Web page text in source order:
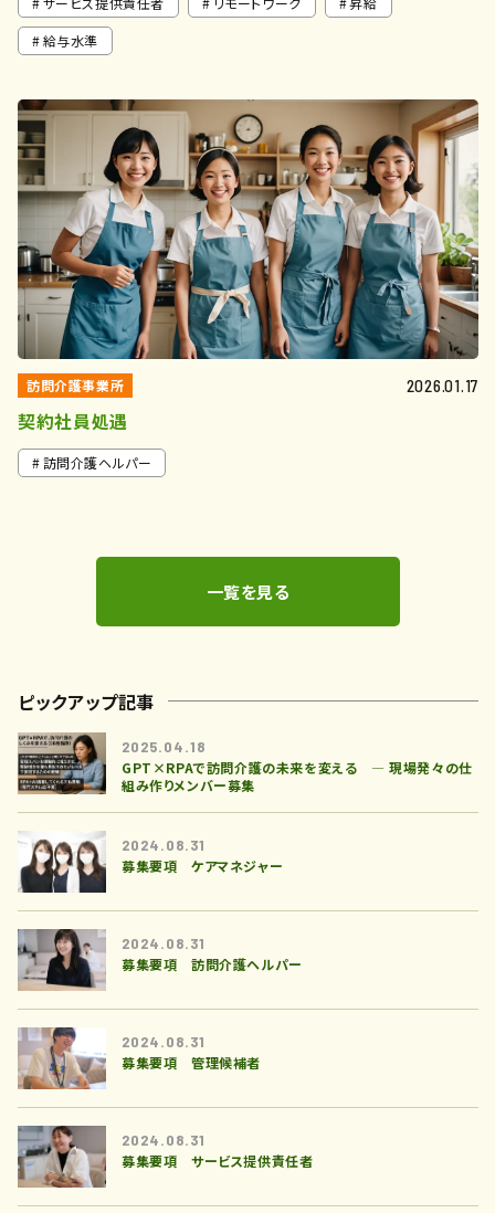
給与水準
訪問介護事業所 2026.01.17
契約社員処遇
訪問介護ヘルパー
一覧を見る
ピックアップ記事
2025.04.18
GPT×RPAで訪問介護の未来を変える ― 現場発々の仕
組み作りメンバー募集
2024.08.31
募集要項 ケアマネジャー
2024.08.31
募集要項 訪問介護ヘルパー
2024.08.31
募集要項 管理候補者
2024.08.31
募集要項 サービス提供責任者